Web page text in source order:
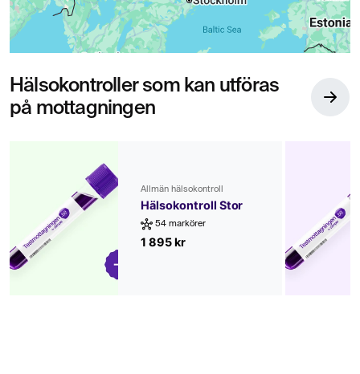
Hälsokontroller som kan utföras
på mottagningen
Allmän hälsokontroll
Hälsokontroll Stor
54 markörer
1 895 kr